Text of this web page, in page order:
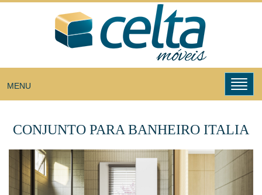
MENU
CONJUNTO PARA BANHEIRO ITALIA